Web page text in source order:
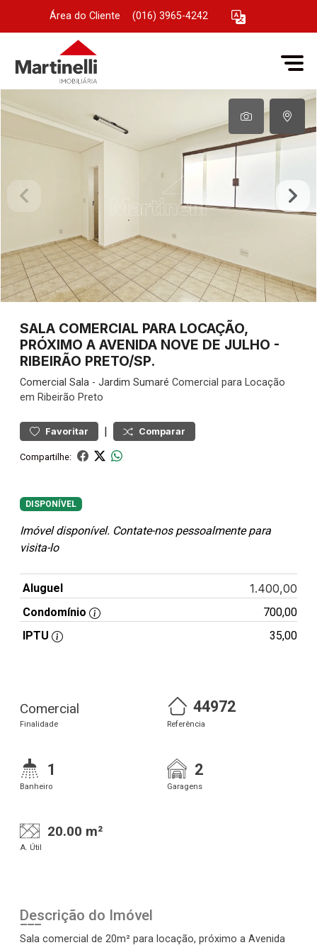
Área do Cliente (016) 3965-4242
SALA COMERCIAL PARA LOCAÇÃO,
PRÓXIMO A AVENIDA NOVE DE JULHO -
RIBEIRÃO PRETO/SP.
Comercial Sala - Jardim Sumaré Comercial para Locação
em Ribeirão Preto
Favoritar | Comparar
Compartilhe:
DISPONÍVEL
Imóvel disponível. Contate-nos pessoalmente para
visita-lo
Aluguel 1.400,00
Condomínio
700,00
IPTU
35,00
Comercial
Finalidade
44972
Referência
1
Banheiro
2
Garagens
20.00 m²
A. Útil
Descrição do Imóvel
Sala comercial de 20m² para locação, próximo a Avenida